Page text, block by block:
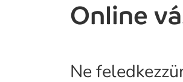
Online
Ne